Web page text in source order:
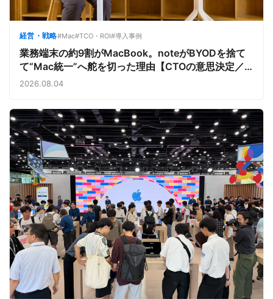
経営・戦略#Mac#TCO・ROI#導入事例
業務端末の約9割がMacBook。noteがBYODを捨て
て“Mac統一”へ舵を切った理由【CTOの意思決定／
note株式会社①】
2026.08.04